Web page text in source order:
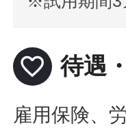
favorite_border 待遇
雇用保険、